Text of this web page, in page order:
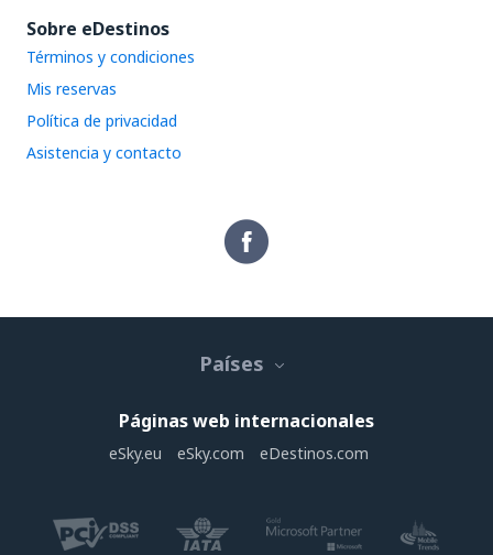
Sobre eDestinos
Términos y condiciones
Mis reservas
Política de privacidad
Asistencia y contacto
Países
Páginas web internacionales
eSky.eu eSky.com eDestinos.com